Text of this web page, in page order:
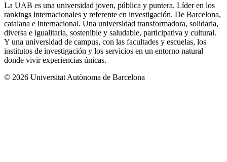
La UAB es una universidad joven, pública y puntera. Líder en los
rankings internacionales y referente en investigación. De Barcelona,
catalana e internacional. Una universidad transformadora, solidaria,
diversa e igualitaria, sostenible y saludable, participativa y cultural.
Y una universidad de campus, con las facultades y escuelas, los
institutos de investigación y los servicios en un entorno natural
donde vivir experiencias únicas.
© 2026 Universitat Autònoma de Barcelona